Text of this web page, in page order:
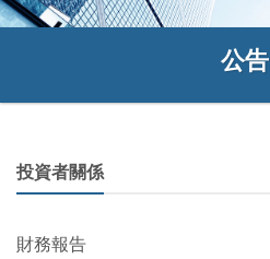
公告
投資者關係
財務報告